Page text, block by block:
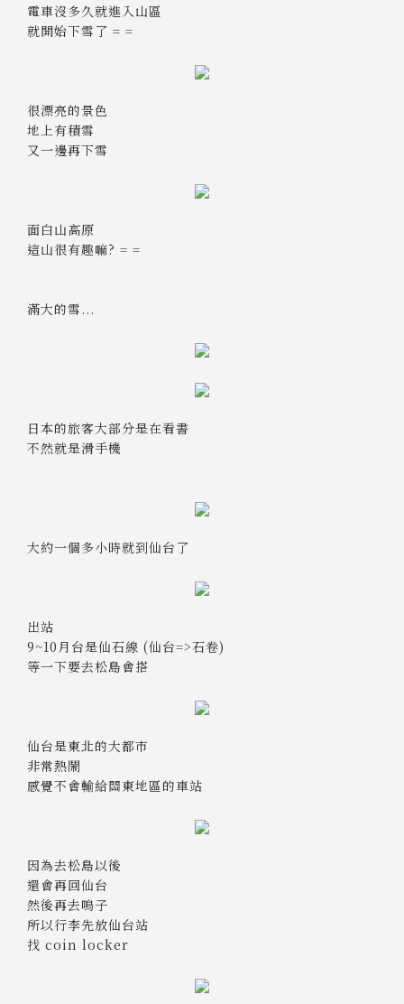
電車沒多久就進入山區
就開始下雪了 = =
很漂亮的景色
地上有積雪
又一邊再下雪
面白山高原
這山很有趣嘛? = =
滿大的雪...
日本的旅客大部分是在看書
不然就是滑手機
大約一個多小時就到仙台了
出站
9~10月台是仙石線 (仙台=>石卷)
等一下要去松島會搭
仙台是東北的大都市
非常熱鬧
感覺不會輸給關東地區的車站
因為去松島以後
還會再回仙台
然後再去鳴子
所以行李先放仙台站
找 coin locker